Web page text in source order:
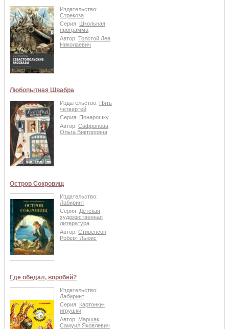
Издательство:
Стрекоза
Серия: Школьная
программа
Автор: Толстой Лев
Николаевич
Любопытная Швабра
Издательство: Пять
четвертей
Серия: Понарошку
Автор: Сафронова
Ольга Викторовна
Остров Сокровищ
Издательство:
Лабиринт
Серия: Детская
художественная
литература
Автор: Стивенсон
Роберт Льюис
Где обедал, воробей?
Издательство:
Лабиринт
Серия: Картонки-
игрушки
Автор: Маршак
Самуил Яковлевич